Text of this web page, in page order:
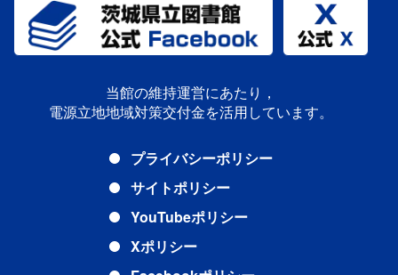
当館の維持運営にあたり，
電源立地地域対策交付金を活用しています。
プライバシーポリシー
サイトポリシー
YouTubeポリシー
Xポリシー